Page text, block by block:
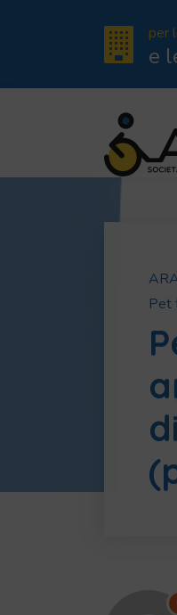
per
e
Pet